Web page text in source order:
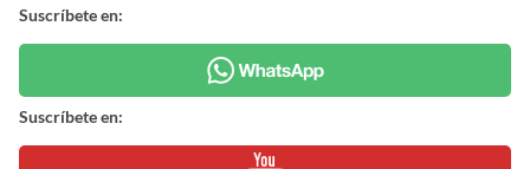
Suscríbete en:
Suscríbete en: